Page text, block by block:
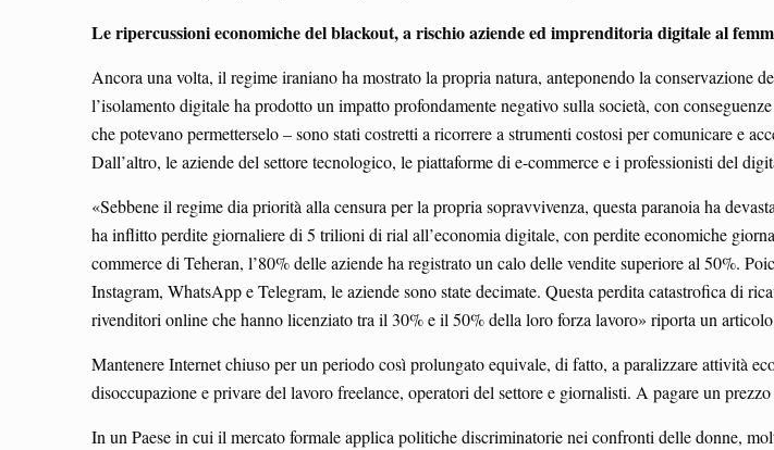
Le ripercussioni economiche del blackout, a rischio aziende ed imprenditoriadigitale al
Ancora una volta, il regime iraniano ha mostrato la propria natura, anteponendo la conservazione
l’isolamento digitale ha prodotto un impatto profondamente negativo sulla società, con
che potevano permetterselo – sono stati costretti a ricorrere a strumenti costosi per comunicare e
Dall’altro, le aziende del settore tecnologico, le piattaforme di e-commerce e i professionisti del
«Sebbene il regime dia priorità alla censura per la propria sopravvivenza, questa paranoia ha
ha inflitto perdite giornaliere di 5 trilioni di rial all’economia digitale, con perdite economiche
commerce di Teheran, l’80% delle aziende ha registrato un calo delle vendite superiore al 50%.
Instagram, WhatsApp e Telegram, le aziende sono state decimate. Questa perdita catastrofica di
rivenditori online che hanno licenziato tra il 30% e il 50% della loro forza lavoro» riporta un
Mantenere Internet chiuso per un periodo così prolungato equivale, di fatto, a paralizzare attività
disoccupazione e privare del lavoro freelance, operatori del settore e giornalisti. A pagare un
In un Paese in cui il mercato formale applica politiche discriminatorie nei confronti delle donne,